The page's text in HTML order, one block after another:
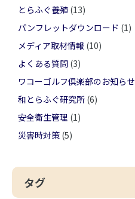
とらふぐ養殖 (13)
パンフレットダウンロード (1)
メディア取材情報 (10)
よくある質問 (3)
ワコーゴルフ倶楽部のお知らせ
和とらふぐ研究所 (6)
安全衛生管理 (1)
災害時対策 (5)
タグ